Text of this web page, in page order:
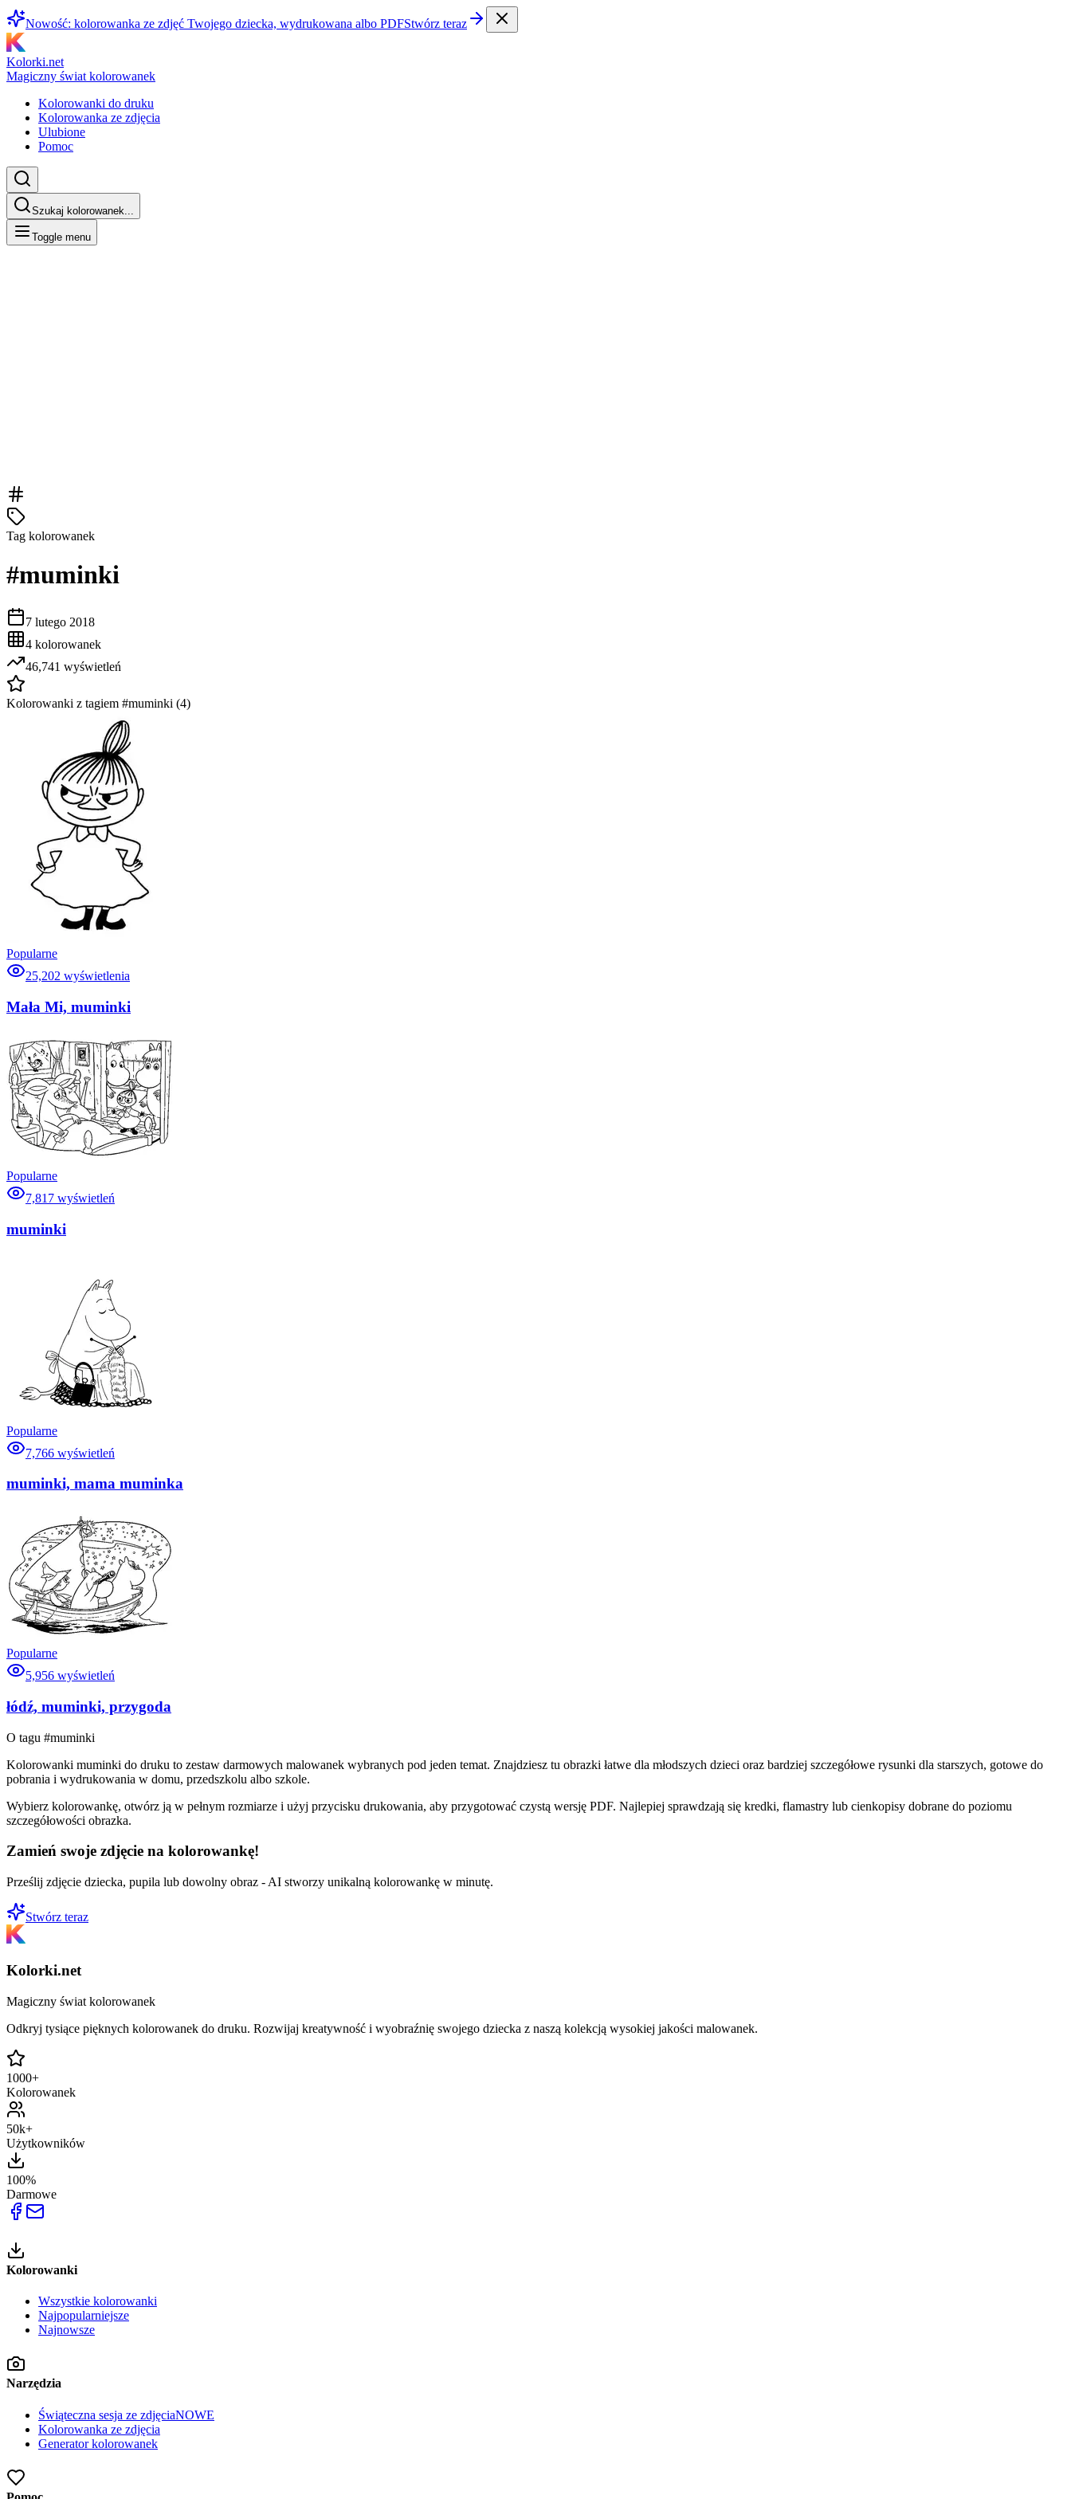
Nowość: kolorowanka ze zdjęć Twojego dziecka, wydrukowana albo PDFStwórz teraz
Kolorki.net
Magiczny świat kolorowanek
Kolorowanki do druku
Kolorowanka ze zdjęcia
Ulubione
Pomoc
Szukaj kolorowanek...
Toggle menu
Tag kolorowanek
#muminki
7 lutego 2018
4 kolorowanek
46,741 wyświetleń
Kolorowanki z tagiem #muminki (4)
Popularne
25,202 wyświetlenia
Mała Mi, muminki
Popularne
7,817 wyświetleń
muminki
Popularne
7,766 wyświetleń
muminki, mama muminka
Popularne
5,956 wyświetleń
łódź, muminki, przygoda
O tagu #muminki
Kolorowanki muminki do druku to zestaw darmowych malowanek wybranych pod jeden temat. Znajdziesz tu obrazki łatwe dla młodszych dzieci oraz bardziej szczegółowe rysunki dla starszych, gotowe do
pobrania i wydrukowania w domu, przedszkolu albo szkole.
Wybierz kolorowankę, otwórz ją w pełnym rozmiarze i użyj przycisku drukowania, aby przygotować czystą wersję PDF. Najlepiej sprawdzają się kredki, flamastry lub cienkopisy dobrane do poziomu
szczegółowości obrazka.
Zamień swoje zdjęcie na kolorowankę!
Prześlij zdjęcie dziecka, pupila lub dowolny obraz - AI stworzy unikalną kolorowankę w minutę.
Stwórz teraz
Kolorki.net
Magiczny świat kolorowanek
Odkryj tysiące pięknych kolorowanek do druku. Rozwijaj kreatywność i wyobraźnię swojego dziecka z naszą kolekcją wysokiej jakości malowanek.
1000+
Kolorowanek
50k+
Użytkowników
100%
Darmowe
Kolorowanki
Wszystkie kolorowanki
Najpopularniejsze
Najnowsze
Narzędzia
Świąteczna sesja ze zdjęciaNOWE
Kolorowanka ze zdjęcia
Generator kolorowanek